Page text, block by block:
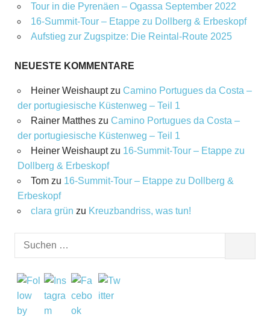
Tour in die Pyrenäen – Ogassa September 2022
16‑Summit‑Tour – Etappe zu Dollberg & Erbeskopf
Aufstieg zur Zugspitze: Die Reintal-Route 2025
NEUESTE KOMMENTARE
Heiner Weishauptzu Camino Portugues da Costa –
der portugiesische Küstenweg – Teil 1
Rainer Mattheszu Camino Portugues da Costa –
der portugiesische Küstenweg – Teil 1
Heiner Weishauptzu 16‑Summit‑Tour – Etappe zu
Dollberg & Erbeskopf
Tomzu 16‑Summit‑Tour – Etappe zu Dollberg &
Erbeskopf
clara grün zu Kreuzbandriss, was tun!
Suchen